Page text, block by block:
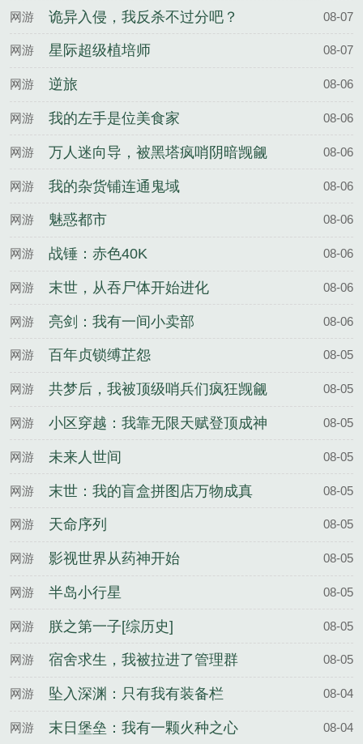
网游 诡异入侵，我反杀不过分吧？ 08-07
网游 星际超级植培师 08-07
网游 逆旅 08-06
网游 我的左手是位美食家 08-06
网游 万人迷向导，被黑塔疯哨阴暗觊觎 08-06
网游 我的杂货铺连通鬼域 08-06
网游 魅惑都市 08-06
网游 战锤：赤色40K 08-06
网游 末世，从吞尸体开始进化 08-06
网游 亮剑：我有一间小卖部 08-06
网游 百年贞锁缚芷怨 08-05
网游 共梦后，我被顶级哨兵们疯狂觊觎 08-05
网游 小区穿越：我靠无限天赋登顶成神 08-05
网游 未来人世间 08-05
网游 末世：我的盲盒拼图店万物成真 08-05
网游 天命序列 08-05
网游 影视世界从药神开始 08-05
网游 半岛小行星 08-05
网游 朕之第一子[综历史] 08-05
网游 宿舍求生，我被拉进了管理群 08-05
网游 坠入深渊：只有我有装备栏 08-04
网游 末日堡垒：我有一颗火种之心 08-04